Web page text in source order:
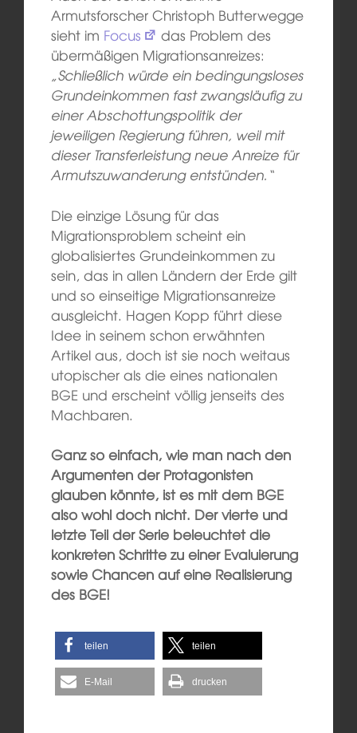
Armutsforscher Christoph Butterwegge
sieht im Focus
das Problem des
übermäßigen Migrationsanreizes:
„Schließlich würde ein bedingungsloses
Grundeinkommen fast zwangsläufig zu
einer Abschottungspolitik der
jeweiligen Regierung führen, weil mit
dieser Transferleistung neue Anreize für
Armutszuwanderung entstünden.“
Die einzige Lösung für das
Migrationsproblem scheint ein
globalisiertes Grundeinkommen zu
sein, das in allen Ländern der Erde gilt
und so einseitige Migrationsanreize
ausgleicht. Hagen Kopp führt diese
Idee in seinem schon erwähnten
Artikel aus, doch ist sie noch weitaus
utopischer als die eines nationalen
BGE und erscheint völlig jenseits des
Machbaren.
Ganz so einfach, wie man nach den
Argumenten der Protagonisten
glauben könnte, ist es mit dem BGE
also wohl doch nicht. Der vierte und
letzte Teil der Serie beleuchtet die
konkreten Schritte zu einer Evaluierung
sowie Chancen auf eine Realisierung
des BGE!
teilen teilen
E-Mail drucken